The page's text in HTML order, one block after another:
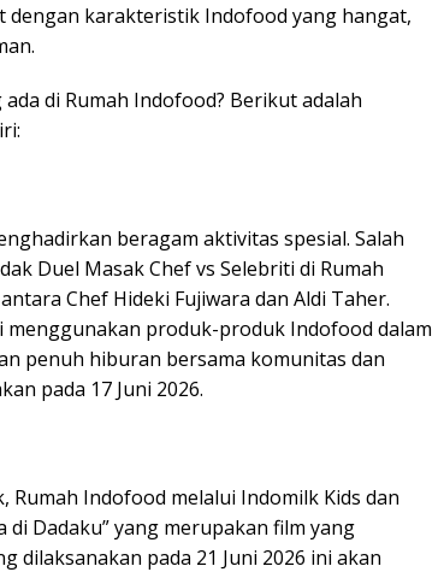
karakteristik Indofood yang hangat,
di Rumah Indofood? Berikut adalah
beragam aktivitas spesial. Salah
Duel Masak Chef vs Selebriti di Rumah
Chef Hideki Fujiwara dan Aldi Taher.
produk-produk Indofood dalam
penuh hiburan bersama komunitas dan
pada 17 Juni 2026.
Indofood melalui Indomilk Kids dan
di Dadaku” yang merupakan film yang
dilaksanakan pada 21 Juni 2026 ini akan